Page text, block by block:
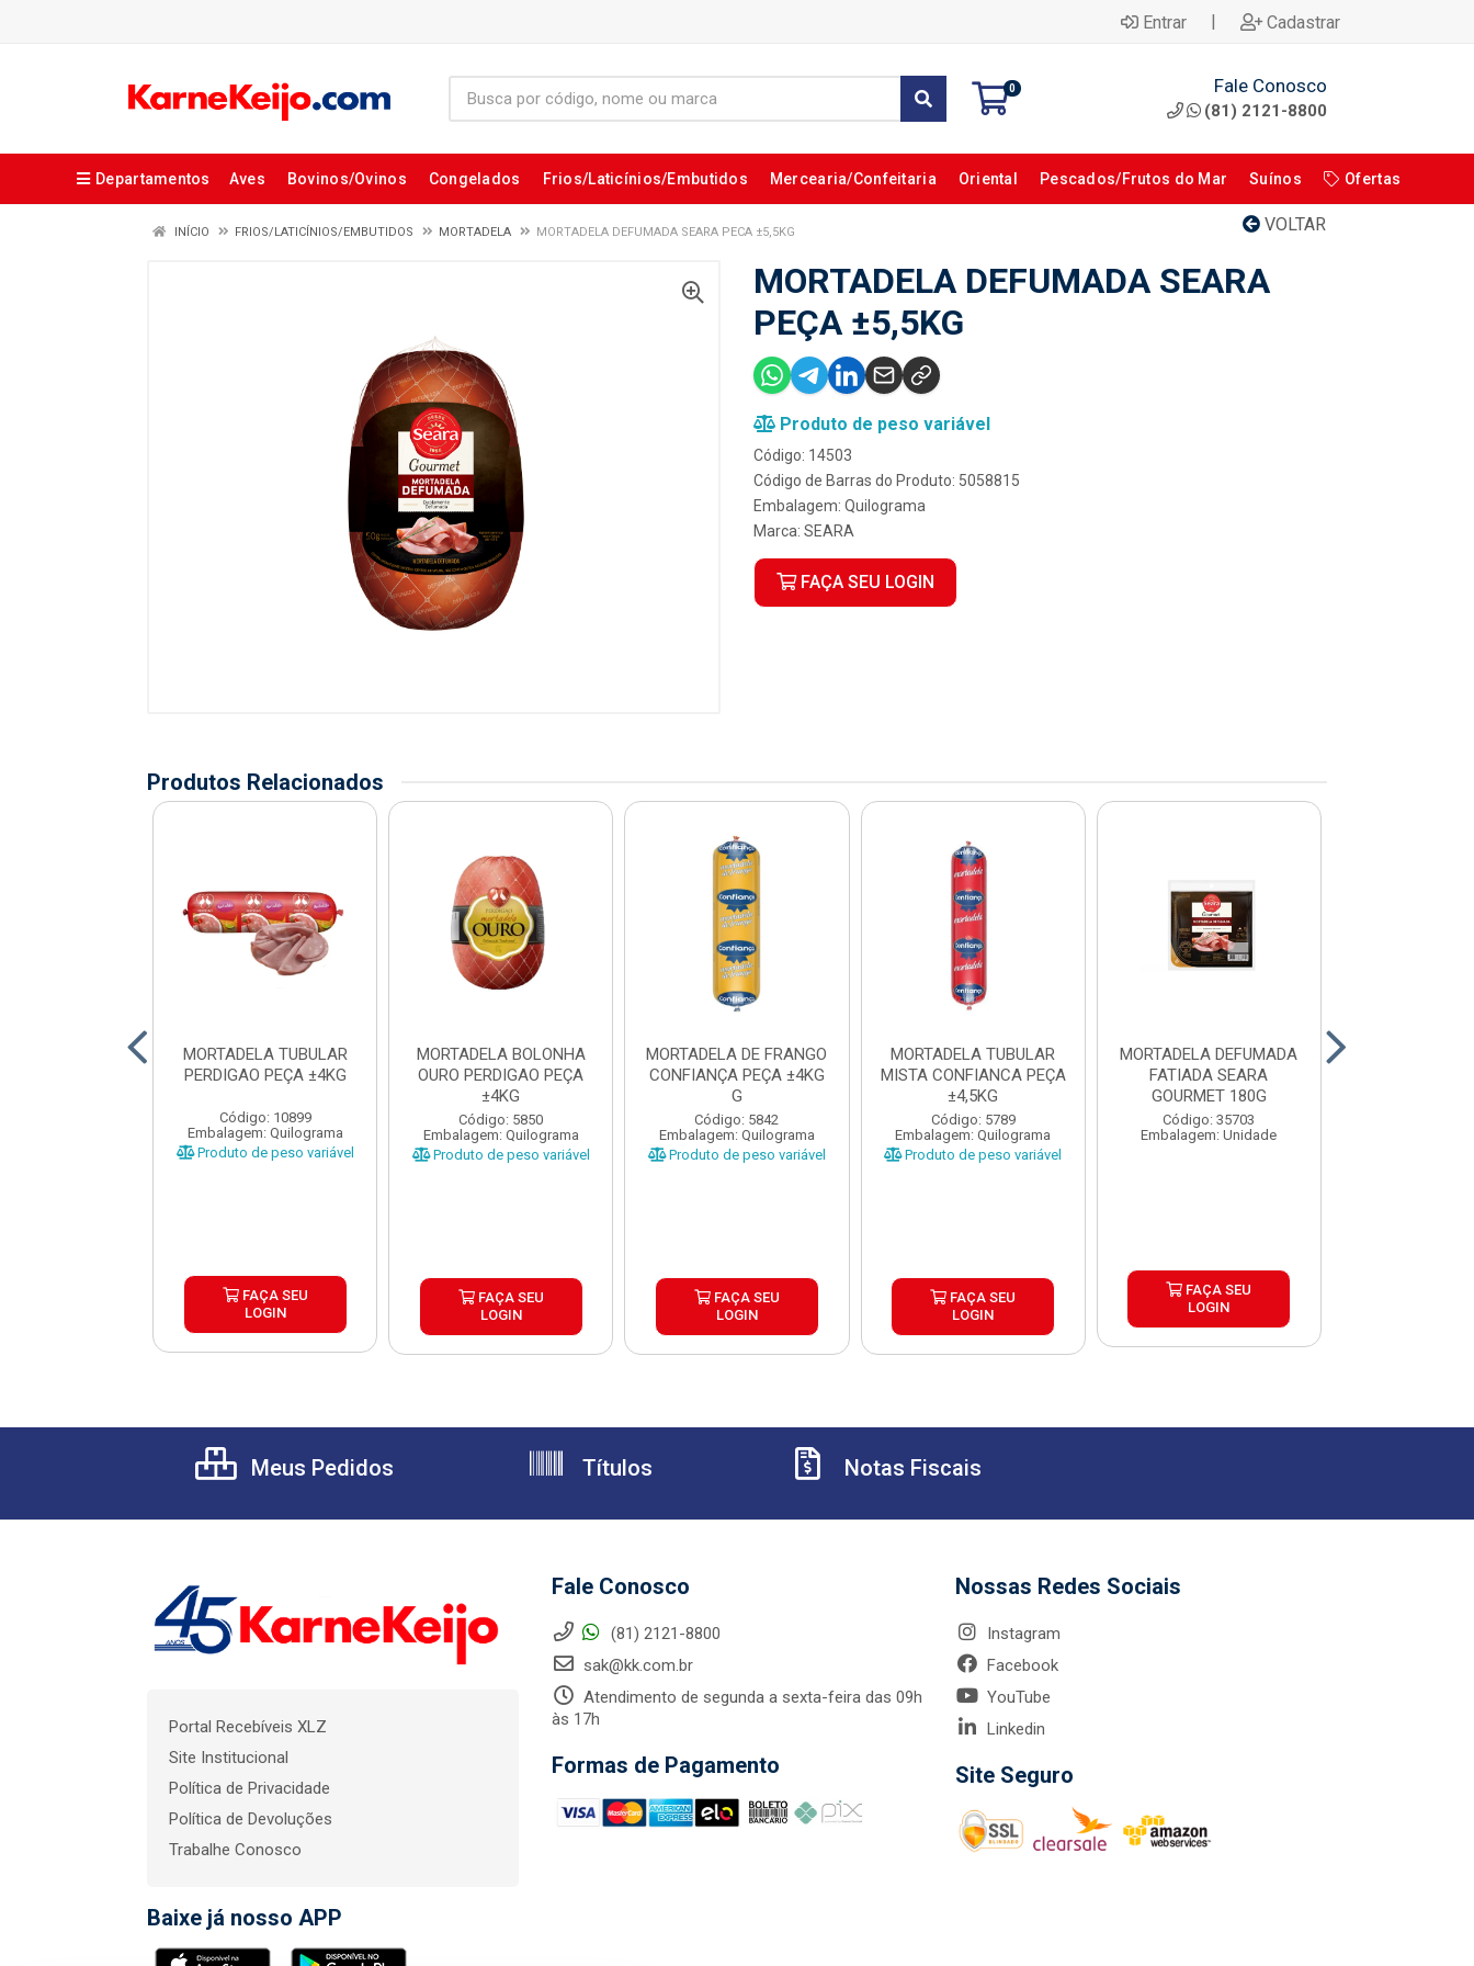
Entrar | Cadastrar
0 Fale Conosco
(81) 2121-8800
Departamentos Aves Bovinos/Ovinos Congelados Frios/Laticínios/Embutidos Mercearia/Confeitaria Oriental Pescados/Frutos do Mar Suínos Ofertas
VOLTAR
INÍCIO FRIOS/LATICÍNIOS/EMBUTIDOS MORTADELA MORTADELA DEFUMADA SEARA PECA ±5,5KG
MORTADELA DEFUMADA SEARA
PEÇA ±5,5KG
Produto de peso variável
Código: 14503
Código de Barras do Produto: 5058815
Embalagem: Quilograma
Marca: SEARA
FAÇA SEU LOGIN
Produtos Relacionados
MORTADELA TUBULAR
PERDIGAO PEÇA ±4KG
Código: 10899
Embalagem: Quilograma
Produto de peso variável
FAÇA SEU
LOGIN
MORTADELA BOLONHA
OURO PERDIGAO PEÇA
±4KG
Código: 5850
Embalagem: Quilograma
Produto de peso variável
FAÇA SEU
LOGIN
MORTADELA DE FRANGO
CONFIANÇA PEÇA ±4KG
G
Código: 5842
Embalagem: Quilograma
Produto de peso variável
FAÇA SEU
LOGIN
MORTADELA TUBULAR
MISTA CONFIANCA PEÇA
±4,5KG
Código: 5789
Embalagem: Quilograma
Produto de peso variável
FAÇA SEU
LOGIN
MORTADELA DEFUMADA
FATIADA SEARA
GOURMET 180G
Código: 35703
Embalagem: Unidade
FAÇA SEU
LOGIN
Meus Pedidos Títulos Notas Fiscais
Portal Recebíveis XLZ
Site Institucional
Política de Privacidade
Política de Devoluções
Trabalhe Conosco
Baixe já nosso APP
Fale Conosco
(81) 2121-8800
sak@kk.com.br
Atendimento de segunda a sexta-feira das 09h
às 17h
Formas de Pagamento
Nossas Redes Sociais
Instagram
Facebook
YouTube
Linkedin
Site Seguro